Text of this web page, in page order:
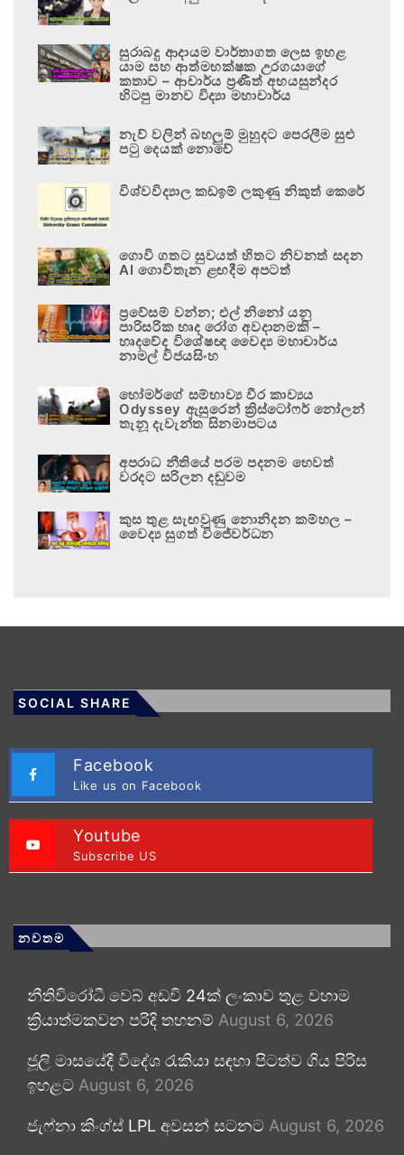
සුරාබදු ආදායම වාර්තාගත ලෙස ඉහළ
යාම සහ ආත්මභක්ෂක උරගයාගේ
කතාව – ආචාර්ය ප්‍රණීත් අභයසුන්දර
හිටපු මානව විද්‍යා මහාචාර්ය
නැව් වලින් බහලුම් මුහුදට පෙරලීම සුළු
පටු දෙයක් නොවේ
විශ්වවිද්‍යාල කඩඉම් ලකුණු නිකුත් කෙරේ
ගොවි ගතට සුවයත් හිතට නිවනත් සදන
AI ගොවිතැන ළඟදීම අපටත්
ප්‍රවේසම් වන්න; එල් නිනෝ යනු
පාරිසරික හෘද රෝග අවදානමකි –
හෘදවේද විශේෂඥ වෛද්‍ය මහාචාර්ය
නාමල් විජයසිංහ
හෝමර්ගේ සම්භාව්‍ය වීර කාව්‍යය
Odyssey ඇසුරෙන් ක්‍රිස්ටෝෆර් නෝලන්
තැනූ දැවැන්ත සිනමාපටය
අපරාධ නීතියේ පරම පදනම හෙවත්
වරදට සරිලන දඬුවම
කුස තුළ සැඟවුණු නොනිදන කම්හල –
වෛද්‍ය සුගත් විජේවර්ධන
SOCIAL SHARE
Facebook
Like us on Facebook
Youtube
Subscribe US
නවතම
නීතිවිරෝධී වෙබ් අඩවි 24ක් ලංකාව තුළ වහාම
ක්‍රියාත්මකවන පරිදි තහනම් August 6, 2026
ජූලි මාසයේදී විදේශ රැකියා සඳහා පිටත්ව ගිය පිරිස
ඉහළට August 6, 2026
ජැෆ්නා කිංග්ස් LPL අවසන් සටනට August 6, 2026